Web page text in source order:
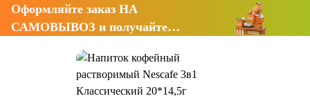
Оформляйте заказ НА
САМОВЫВОЗ и получайте